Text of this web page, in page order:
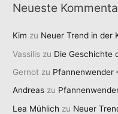
Neueste
Kim zu Neuer Trend in der
Vassilis zu Die Geschichte
Gernot zu Pfannenwender
Andreas zu
Lea Mühlich zu Neuer